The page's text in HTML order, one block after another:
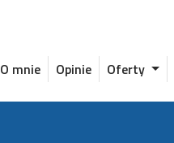
O mnie Opinie Oferty